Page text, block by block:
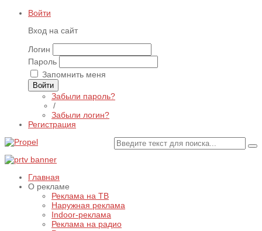
Войти
Вход на сайт
Логин
Пароль
Запомнить меня
Войти
Забыли пароль?
/
Забыли логин?
Регистрация
Главная
О рекламе
Реклама на ТВ
Наружная реклама
Indoor-реклама
Реклама на радио